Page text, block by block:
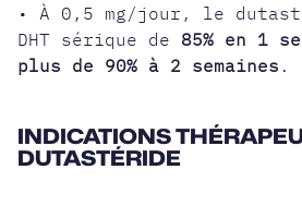
• À 0,5 mg/jour, le
DHT sérique de 85% en 1
plus de 90% à 2 semaines .
INDICATIONS
DUTASTÉRIDE